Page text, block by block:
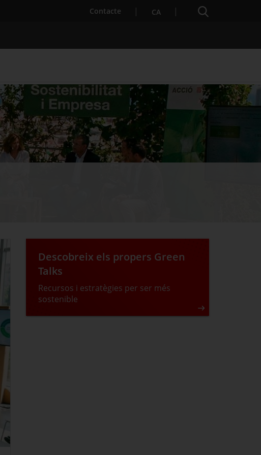
Contacte . Open in a new window.
CA Cercador
Últimes notícies Properes activitats
Descobreix els propers Green
Talks
Recursos i estratègies per ser més
sostenible